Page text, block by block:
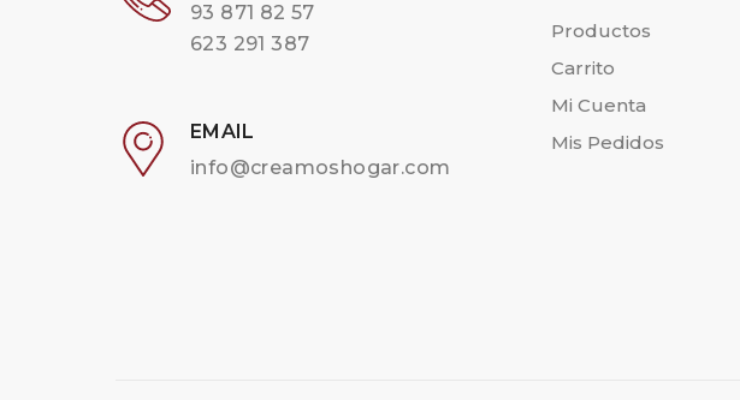
93 871 82 57
623 291 387
EMAIL
info@creamoshogar.com
Productos
Carrito
Mi Cuenta
Mis Pedidos